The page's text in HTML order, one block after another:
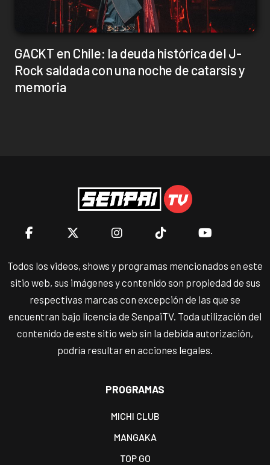
GACKT en Chile: la deuda histórica del J-
Rock saldada con una noche de catarsis y
memoria
Todos los videos, shows y programas mencionados en este
sitio web, sus imágenes y contenido son propiedad de sus
respectivas marcas con excepción de las que se
encuentran bajo licencia de SenpaiTV. Toda utilización del
contenido de este sitio web sin la debida autorización,
podría resultar en acciones legales.
PROGRAMAS
MICHI CLUB
MANGAKA
TOP GO